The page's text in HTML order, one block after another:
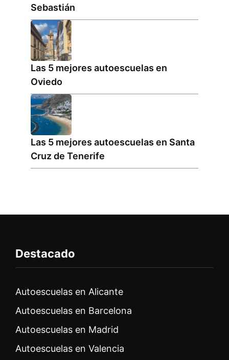
Sebastián
Las 5 mejores autoescuelas en
Oviedo
Las 5 mejores autoescuelas en Santa
Cruz de Tenerife
Destacado
Autoescuelas en Alicante
Autoescuelas en Barcelona
Autoescuelas en Madrid
Autoescuelas en Valencia